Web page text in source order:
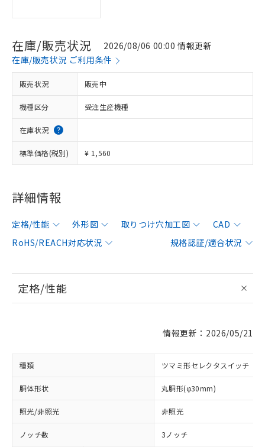
在庫/販売状況
2026/08/06 00:00 情報更新
在庫/販売状況 ご利用条件
販売状況 販売中
機種区分 受注生産機種
在庫状況
標準価格(税別) ¥ 1,560
詳細情報
定格/性能 外形図 取りつけ穴加工図
CAD
RoHS/REACH対応状況
規格認証/適合状況
定格/性能
情報更新：2026/05/21
種類 ツマミ形セレクタスイッチ
胴体形状 丸胴形(φ30mm)
照光/非照光 非照光
ノッチ数 3ノッチ